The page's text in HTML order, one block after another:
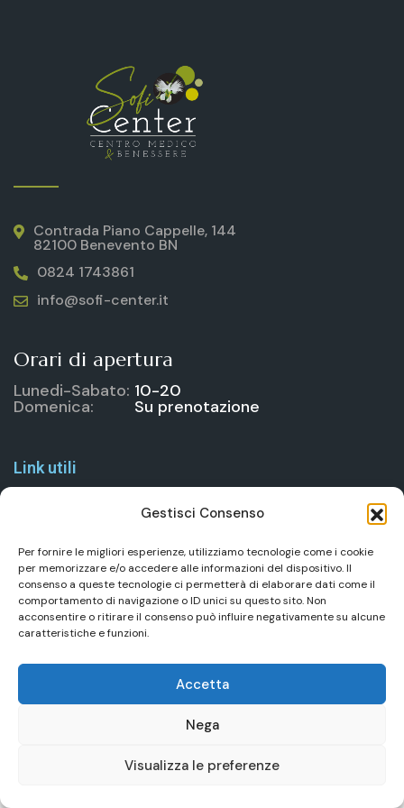
Gestisci Consenso
Per fornire le migliori esperienze, utilizziamo tecnologie come i cookie
per memorizzare e/o accedere alle informazioni del dispositivo. Il
consenso a queste tecnologie ci permetterà di elaborare dati come il
comportamento di navigazione o ID unici su questo sito. Non
acconsentire o ritirare il consenso può influire negativamente su alcune
caratteristiche e funzioni.
Accetta
Nega
Visualizza le preferenze
Contrada Piano Cappelle, 144
82100 Benevento BN
0824 1743861
info@sofi-center.it
Orari di apertura
Lunedi-Sabato:
Domenica:
10-20
Su prenotazione
Link utili
CHI SIAMO
CONTATTI
2026 Soficenter. All Rights Reserved. Developed by
Ygital